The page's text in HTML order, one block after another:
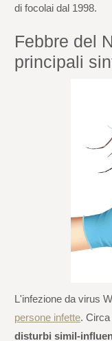
di focolai dal 1998.
Febbre del
principali
L'infezione da virus
persone infette.
disturbi simil-